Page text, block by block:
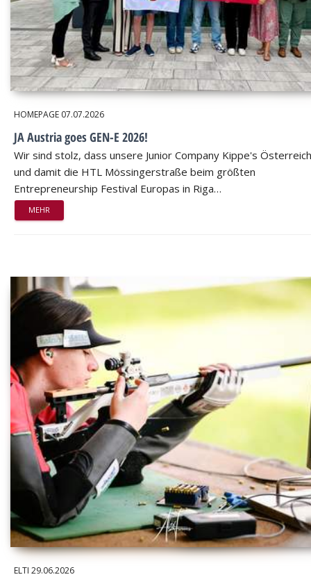
HOMEPAGE 07.07.2026
JA Austria goes GEN-E 2026!
Wir sind stolz, dass unsere Junior Company Kippe's Österreich
und damit die HTL Mössingerstraße beim größten
Entrepreneurship Festival Europas in Riga…
MEHR
ELTI 29.06.2026